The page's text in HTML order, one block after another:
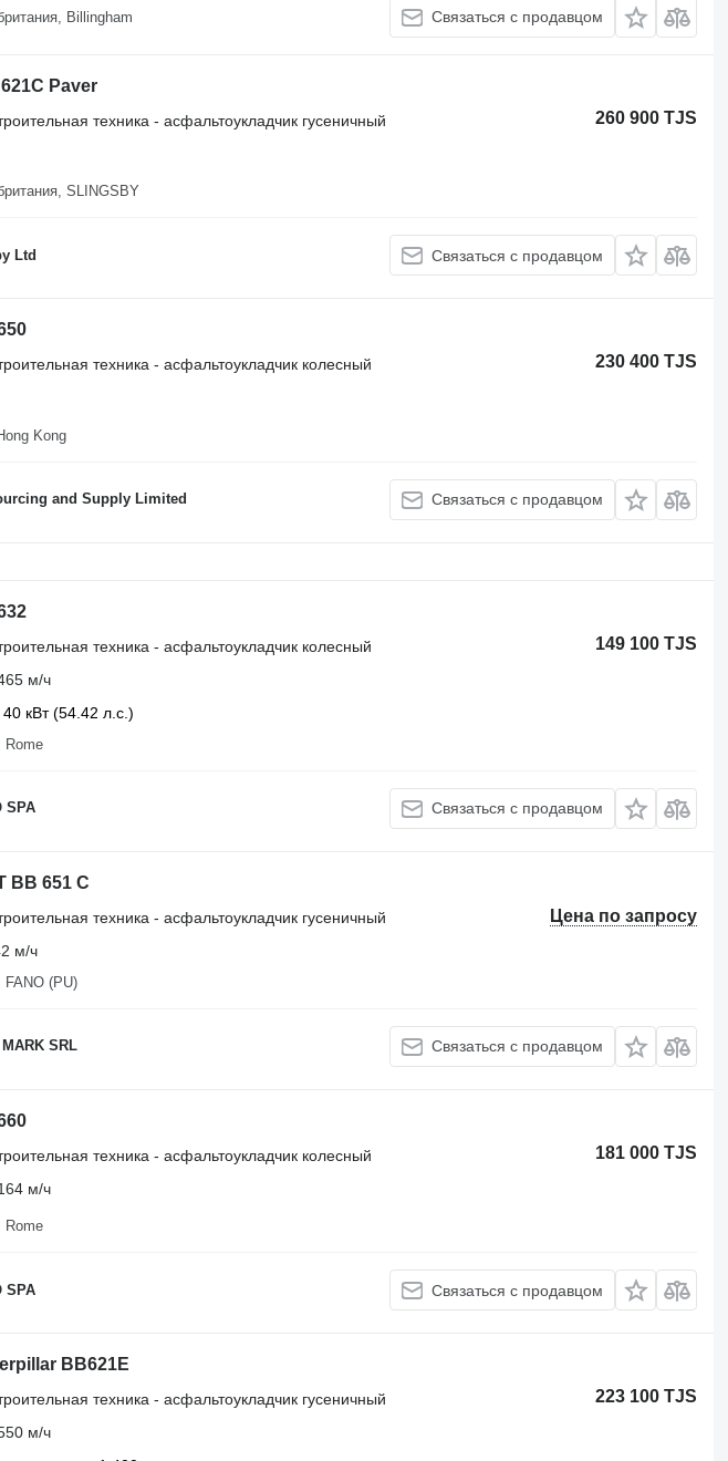
Billingham Связаться с продавцом
Paver
260 900 TJS
техника - асфальтоукладчик гусеничный
SLINGSBY
Ltd Связаться с продавцом
230 400 TJS
техника - асфальтоукладчик колесный
Kong
and Supply Limited Связаться с продавцом
149 100 TJS
техника - асфальтоукладчик колесный
м/ч
40 кВт (54.42 л.с.)
Rome
SPA Связаться с продавцом
BB 651 C
Цена по запросу
техника - асфальтоукладчик гусеничный
м/ч
FANO (PU)
MARK SRL Связаться с продавцом
181 000 TJS
техника - асфальтоукладчик колесный
м/ч
Rome
SPA Связаться с продавцом
BB621E
223 100 TJS
техника - асфальтоукладчик гусеничный
м/ч